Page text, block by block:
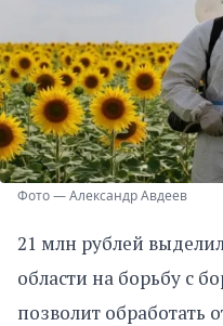
Фото — Александр Авдеев
21 млн рублей
области на борьбу с
позволит обработать